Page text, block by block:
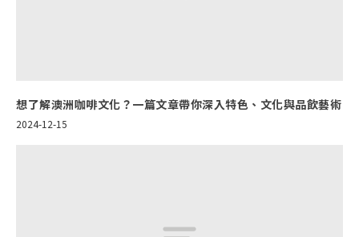
想了解澳洲咖啡文化？一篇文章帶你深入特色、文化與品飲藝術
2024-12-15